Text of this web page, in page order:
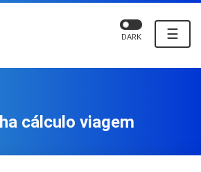
☰
DARK
cálculo viagem